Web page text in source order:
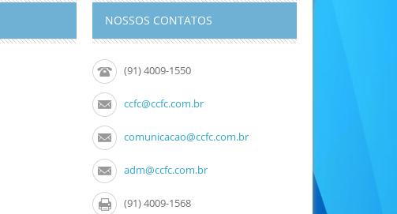
NOSSOS CONTATOS
(91) 4009-1550
ccfc@ccfc.com.br
comunicacao@ccfc.com.br
adm@ccfc.com.br
(91) 4009-1568